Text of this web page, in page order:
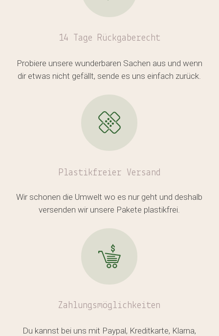
Es befinden sich keine Produkte
im Warenkorb.
14 Tage Rückgaberecht
Probiere unsere wunderbaren Sachen aus und wenn
dir etwas nicht gefällt, sende es uns einfach zurück.
Plastikfreier Versand
Wir schonen die Umwelt wo es nur geht und deshalb
versenden wir unsere Pakete plastikfrei.
Zahlungsmöglichkeiten
Du kannst bei uns mit Paypal, Kreditkarte, Klarna,